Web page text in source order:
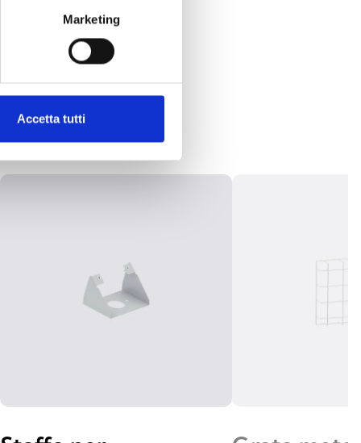
Marketing
Accetta tutti